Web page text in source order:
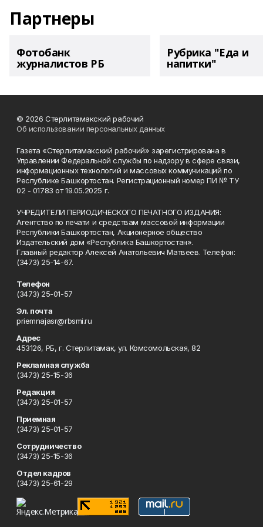
Партнеры
Фотобанк
журналистов РБ
Рубрика "Еда и
напитки"
© 2026 Стерлитамакский рабочий
Об использовании персональных данных
Газета «Стерлитамакский рабочий» зарегистрирована в
Управлении Федеральной службы по надзору в сфере связи,
информационных технологий и массовых коммуникаций по
Республике Башкортостан. Регистрационный номер ПИ № ТУ
02 - 01783 от 19.05.2025 г.
УЧРЕДИТЕЛИ ПЕРИОДИЧЕСКОГО ПЕЧАТНОГО ИЗДАНИЯ:
Агентство по печати и средствам массовой информации
Республики Башкортостан, Акционерное общество
Издательский дом «Республика Башкортостан».
Главный редактор Алексей Анатольевич Матвеев. Телефон:
(3473) 25-14-67.
Телефон
(3473) 25-01-57
Эл. почта
priemnajasr@rbsmi.ru
Адрес
453126, РБ, г. Стерлитамак, ул. Комсомольская, 82
Рекламная служба
(3473) 25-15-36
Редакция
(3473) 25-01-57
Приемная
(3473) 25-01-57
Сотрудничество
(3473) 25-15-36
Отдел кадров
(3473) 25-61-29